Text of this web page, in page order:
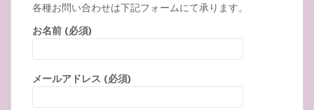
各種お問い合わせは下記フォームにて承ります。
お名前 (必須)
メールアドレス (必須)